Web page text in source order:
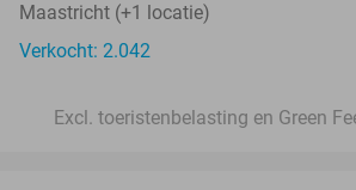
Maastricht (+1 locatie)
Verkocht: 2.042
Excl. toeristenbelasting en Green